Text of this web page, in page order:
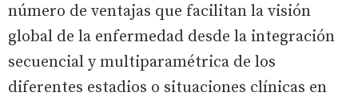
número de ventajas que facilitan la visión
global de la enfermedad desde la integración
secuencial y multiparamétrica de los
diferentes estadios o situaciones clínicas en